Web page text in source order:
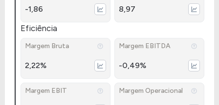
-1,86 8,97
Eficiência
Margem Bruta
2,22%
Margem EBITDA
-0,49%
Margem EBIT Margem Operacional